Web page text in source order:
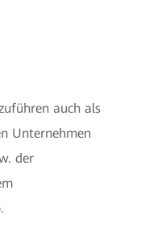
auch als
Unternehmen
der